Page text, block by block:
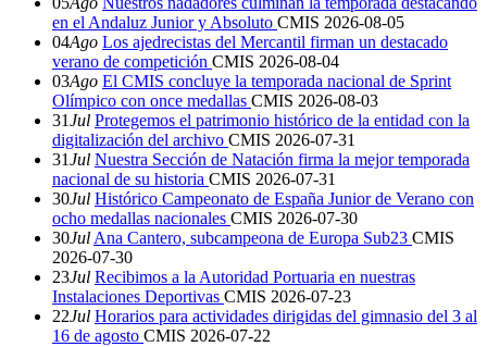
en el Andaluz Junior y Absoluto CMIS 2026-08-05
04Ago Los ajedrecistas del Mercantil firman un destacado
verano de competición CMIS 2026-08-04
03Ago El CMIS concluye la temporada nacional de Sprint
Olímpico con once medallas CMIS 2026-08-03
31Jul Protegemos el patrimonio histórico de la entidad con la
digitalización del archivo CMIS 2026-07-31
31Jul Nuestra Sección de Natación firma la mejor temporada
nacional de su historia CMIS 2026-07-31
30Jul Histórico Campeonato de España Junior de Verano con
ocho medallas nacionales CMIS 2026-07-30
30Jul Ana Cantero, subcampeona de Europa Sub23 CMIS
2026-07-30
23Jul Recibimos a la Autoridad Portuaria en nuestras
Instalaciones Deportivas CMIS 2026-07-23
22Jul Horarios para actividades dirigidas del gimnasio del 3 al
16 de agosto CMIS 2026-07-22